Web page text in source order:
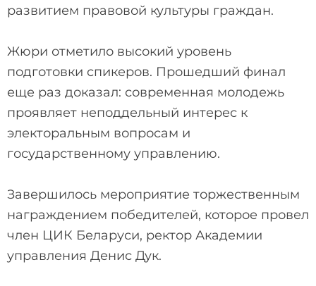
развитием правовой культуры граждан.
Жюри отметило высокий уровень
подготовки спикеров. Прошедший финал
еще раз доказал: современная молодежь
проявляет неподдельный интерес к
электоральным вопросам и
государственному управлению.
Завершилось мероприятие торжественным
награждением победителей, которое провел
член ЦИК Беларуси, ректор Академии
управления Денис Дук.